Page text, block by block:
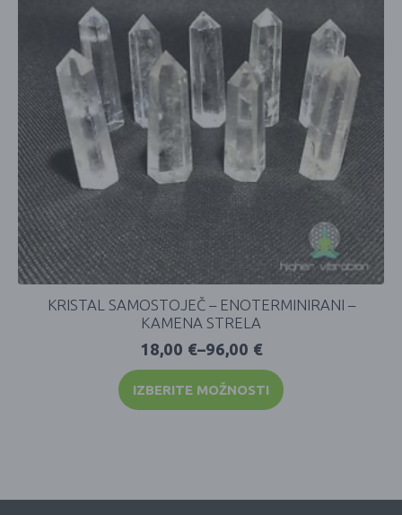
KRISTAL SAMOSTOJEČ – ENOTERMINIRANI –
KAMENA STRELA
18,00 €–96,00 €
IZBERITE MOŽNOSTI